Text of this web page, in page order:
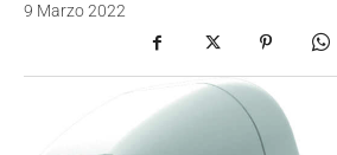
9 Marzo 2022